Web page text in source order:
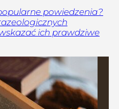
powiedzenia?
ich prawdziwe